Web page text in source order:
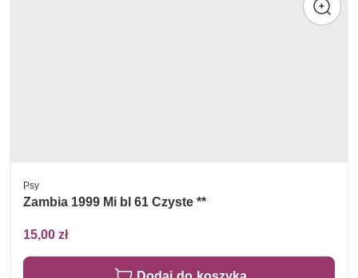
Psy
Zambia 1999 Mi bl 61 Czyste **
15,00 zł